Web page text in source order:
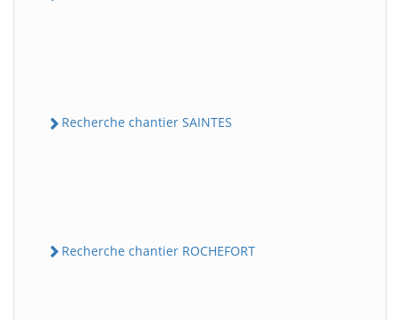
Recherche chantier SAINTES
Recherche chantier ROCHEFORT